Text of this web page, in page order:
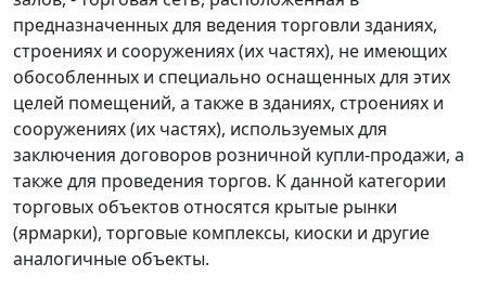
предназначенных для ведения торговли зданиях,
строениях и сооружениях (их частях), не имеющих
обособленных и специально оснащенных для этих
целей помещений, а также в зданиях, строениях и
сооружениях (их частях), используемых для
заключения договоров розничной купли-продажи, а
также для проведения торгов. К данной категории
торговых объектов относятся крытые рынки
(ярмарки), торговые комплексы, киоски и другие
аналогичные объекты.